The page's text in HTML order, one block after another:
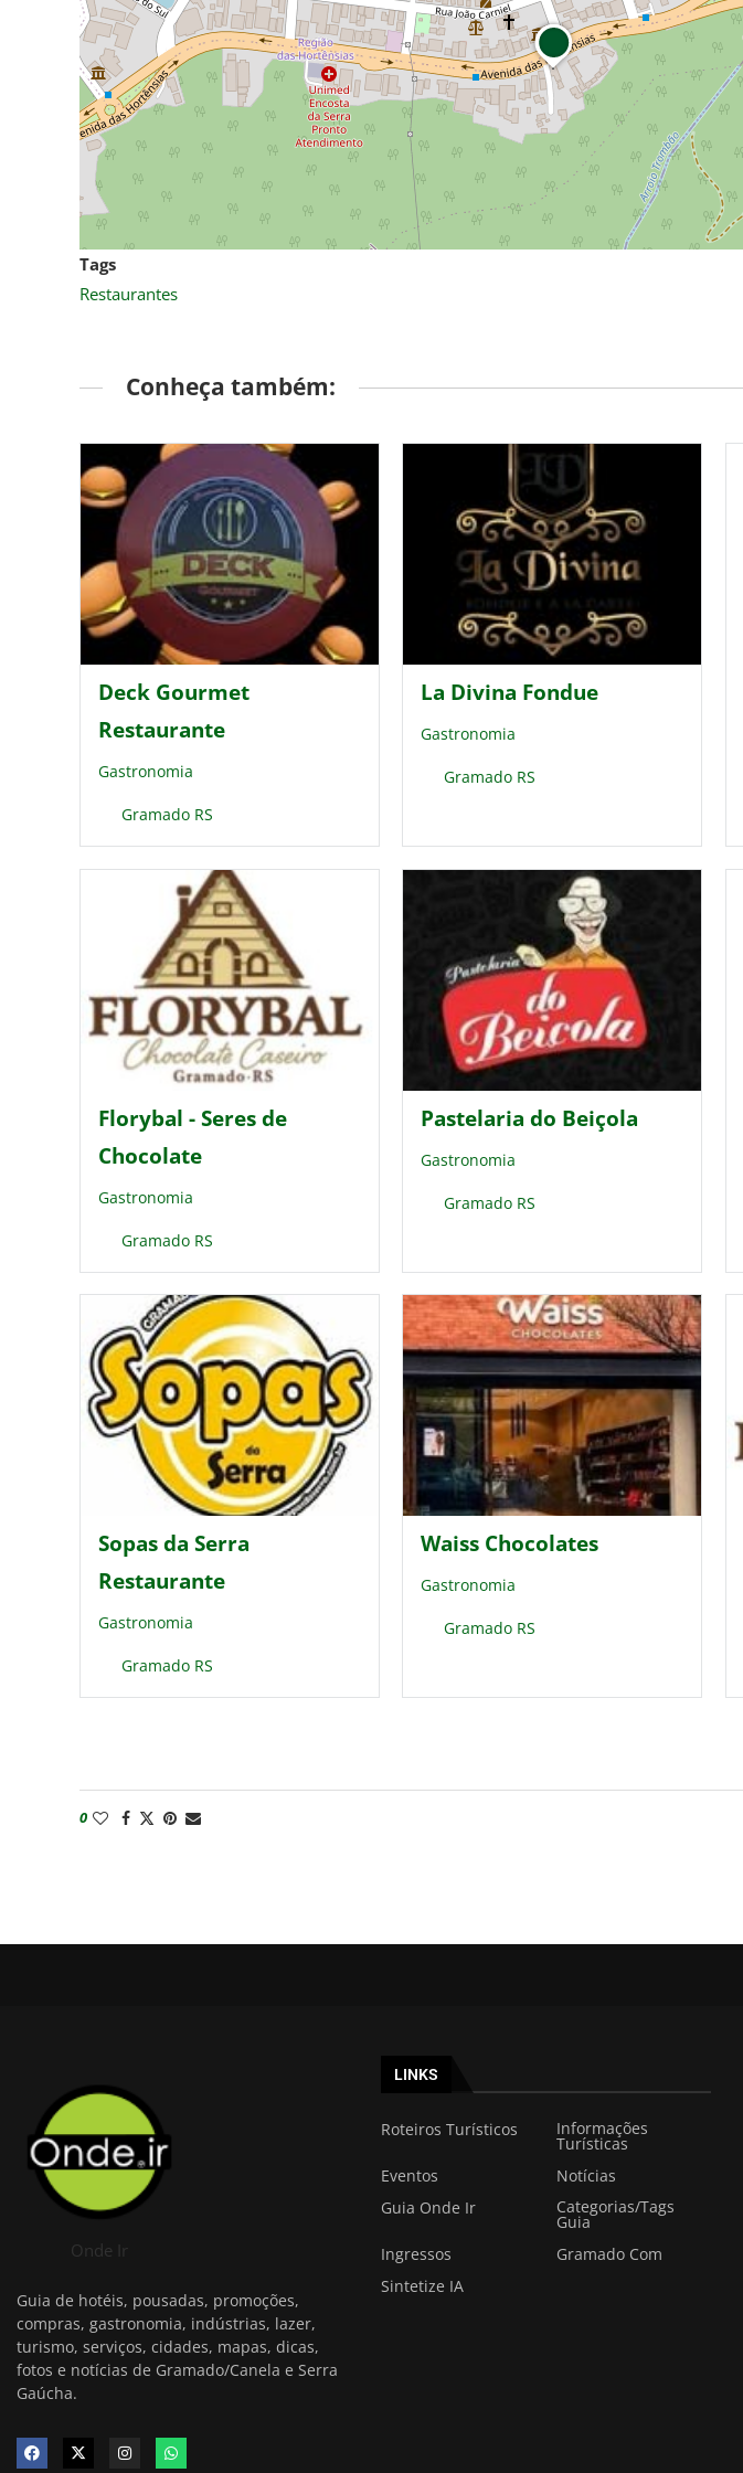
Tags
Restaurantes
Conheça também:
Deck Gourmet
Restaurante
Gastronomia
Gramado RS
La Divina Fondue
Gastronomia
Gramado RS
Florybal - Seres de
Chocolate
Gastronomia
Gramado RS
Pastelaria do Beiçola
Gastronomia
Gramado RS
Sopas da Serra
Restaurante
Gastronomia
Gramado RS
Waiss Chocolates
Gastronomia
Gramado RS
0
Onde Ir
Guia de hotéis, pousadas, promoções,
compras, gastronomia, indústrias, lazer,
turismo, serviços, cidades, mapas, dicas,
fotos e notícias de Gramado/Canela e Serra
Gaúcha.
LINKS
Roteiros Turísticos Informações
Turísticas
Eventos
Notícias
Guia Onde Ir
Categorias/Tags
Guia
Ingressos
Gramado Com
Sintetize IA